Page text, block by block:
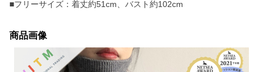
■フリーサイズ：着丈約51cm、バスト約102cm
商品画像